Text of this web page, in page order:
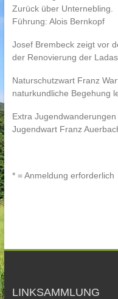
Zurück über Unternebling.
Führung: Alois Bernkopf
Josef Brembeck zeigt vor
der Renovierung der
Naturschutzwart Franz
naturkundliche Begehung
Extra
Jugendwart Franz
* = Anmeldung erforderlich
LINKSAMMLUNG